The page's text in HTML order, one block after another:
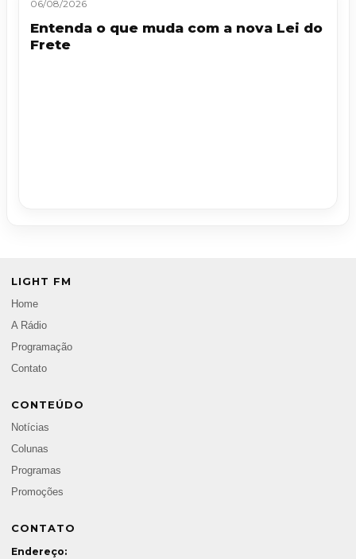
06/08/2026
Entenda o que muda com a nova Lei do
Frete
LIGHT FM
Home
A Rádio
Programação
Contato
CONTEÚDO
Notícias
Colunas
Programas
Promoções
CONTATO
Endereço: